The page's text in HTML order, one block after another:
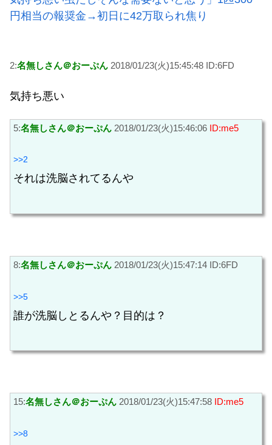
円相当の報奨金→初日に42万取られ焦り
2:名無しさん＠おーぷん 2018/01/23(火)15:45:48 ID:6FD
気持ち悪い
5:名無しさん＠おーぷん 2018/01/23(火)15:46:06 ID:me5
>>2
それは洗脳されてるんや
8:名無しさん＠おーぷん 2018/01/23(火)15:47:14 ID:6FD
>>5
誰が洗脳しとるんや？目的は？
15:名無しさん＠おーぷん 2018/01/23(火)15:47:58 ID:me5
>>8